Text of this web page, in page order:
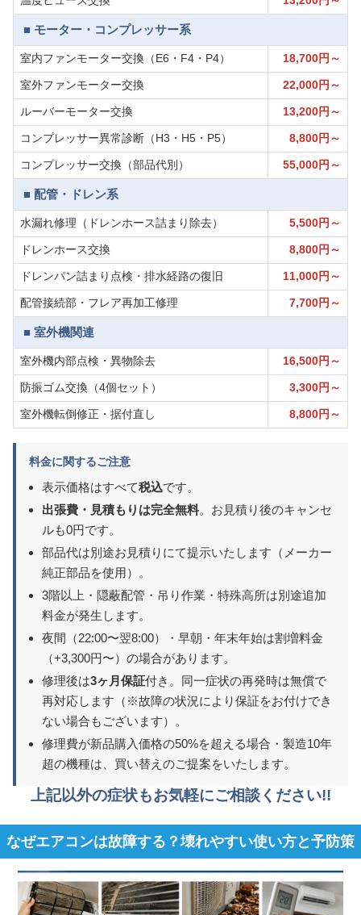
■ モーター・コンプレッサー系
室内ファンモーター交換（E6・F4・P4） 18,700円～
室外ファンモーター交換 22,000円～
ルーバーモーター交換 13,200円～
コンプレッサー異常診断（H3・H5・P5） 8,800円～
コンプレッサー交換（部品代別） 55,000円～
■ 配管・ドレン系
水漏れ修理（ドレンホース詰まり除去） 5,500円～
ドレンホース交換 8,800円～
ドレンパン詰まり点検・排水経路の復旧 11,000円～
配管接続部・フレア再加工修理 7,700円～
■ 室外機関連
室外機内部点検・異物除去 16,500円～
防振ゴム交換（4個セット） 3,300円～
室外機転倒修正・据付直し 8,800円～
料金に関するご注意
表示価格はすべて税込です。
出張費・見積もりは完全無料。お見積り後のキャンセ
ルも0円です。
部品代は別途お見積りにて提示いたします（メーカー
純正部品を使用）。
3階以上・隠蔽配管・吊り作業・特殊高所は別途追加
料金が発生します。
夜間（22:00〜翌8:00）・早朝・年末年始は割増料金
（+3,300円〜）の場合があります。
修理後は3ヶ月保証付き。同一症状の再発時は無償で
再対応します（※故障の状況により保証をお付けでき
ない場合もございます）。
修理費が新品購入価格の50%を超える場合・製造10年
超の機種は、買い替えのご提案をいたします。
上記以外の症状もお気軽にご相談ください!!
なぜエアコンは故障する？壊れやすい使い方と予防策